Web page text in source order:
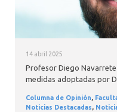
14 abril 2025
Profesor Diego
medidas adoptadas por
Columna de Opinión,
Noticias Destacadas,